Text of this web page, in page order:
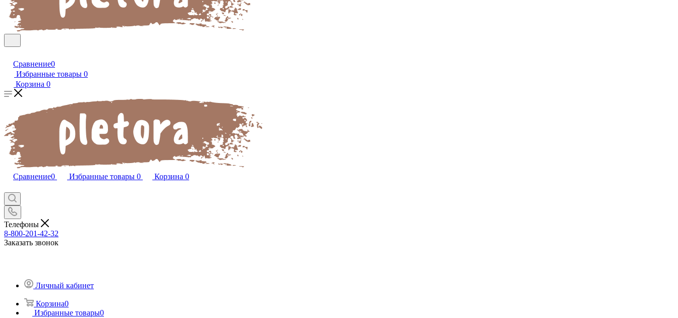
Сравнение0
Избранные товары 0
Корзина 0
Сравнение0 Избранные товары 0 Корзина 0
Телефоны
8-800-201-42-32
Заказать звонок
Личный кабинет
Корзина0
Избранные товары0